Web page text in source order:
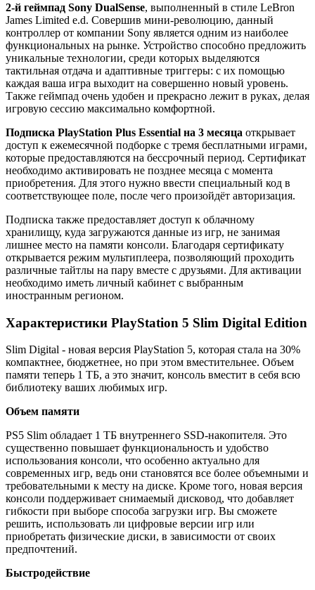
2-й геймпад Sony DualSense, выполненный в стиле LeBron
James Limited e.d. Совершив мини-революцию, данный
контроллер от компании Sony является одним из наиболее
функциональных на рынке. Устройство способно предложить
уникальные технологии, среди которых выделяются
тактильная отдача и адаптивные триггеры: с их помощью
каждая ваша игра выходит на совершенно новый уровень.
Также геймпад очень удобен и прекрасно лежит в руках, делая
игровую сессию максимально комфортной.
Подписка PlayStation Plus Essential на 3 месяца открывает
доступ к ежемесячной подборке с тремя бесплатными играми,
которые предоставляются на бессрочный период. Сертификат
необходимо активировать не позднее месяца с момента
приобретения. Для этого нужно ввести специальный код в
соответствующее поле, после чего произойдёт авторизация.
Подписка также предоставляет доступ к облачному
хранилищу, куда загружаются данные из игр, не занимая
лишнее место на памяти консоли. Благодаря сертификату
открывается режим мультиплеера, позволяющий проходить
различные тайтлы на пару вместе с друзьями. Для активации
необходимо иметь личный кабинет с выбранным
иностранным регионом.
Характеристики PlayStation 5 Slim Digital Edition
Slim Digital - новая версия PlayStation 5, которая стала на 30%
компактнее, бюджетнее, но при этом вместительнее. Объем
памяти теперь 1 ТБ, а это значит, консоль вместит в себя всю
библиотеку ваших любимых игр.
Объем памяти
PS5 Slim обладает 1 ТБ внутреннего SSD-накопителя. Это
существенно повышает функциональность и удобство
использования консоли, что особенно актуально для
современных игр, ведь они становятся все более объемными и
требовательными к месту на диске. Кроме того, новая версия
консоли поддерживает снимаемый дисковод, что добавляет
гибкости при выборе способа загрузки игр. Вы сможете
решить, использовать ли цифровые версии игр или
приобретать физические диски, в зависимости от своих
предпочтений.
Быстродействие